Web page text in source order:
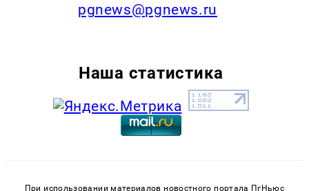
pgnews@pgnews.ru
Наша статистика
При использовании материалов новостного портала ПгНьюс